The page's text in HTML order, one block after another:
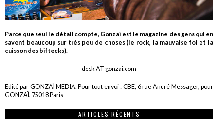
Parce que seul le détail compte, Gonzaï est le magazine des gens qui en
savent beaucoup sur très peu de choses (le rock, la mauvaise foi et la
cuisson des biftecks).
desk AT gonzai.com
Edité par GONZAÏ MEDIA. Pour tout envoi : CBE, 6 rue André Messager, pour
GONZAÏ, 75018 Paris
ARTICLES RÉCENTS